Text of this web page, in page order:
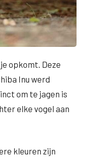
opkomt. Deze
Inu werd
om te jagen is
elke vogel aan
kleuren zijn